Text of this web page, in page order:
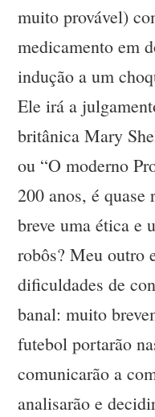
muito provável)
medicamento em
indução a um
Ele irá a
britânica Mary
ou “O moderno
200 anos, é quase
breve uma ética e
robôs? Meu outro
dificuldades de
banal: muito
futebol portarão
comunicarão a
analisarão e